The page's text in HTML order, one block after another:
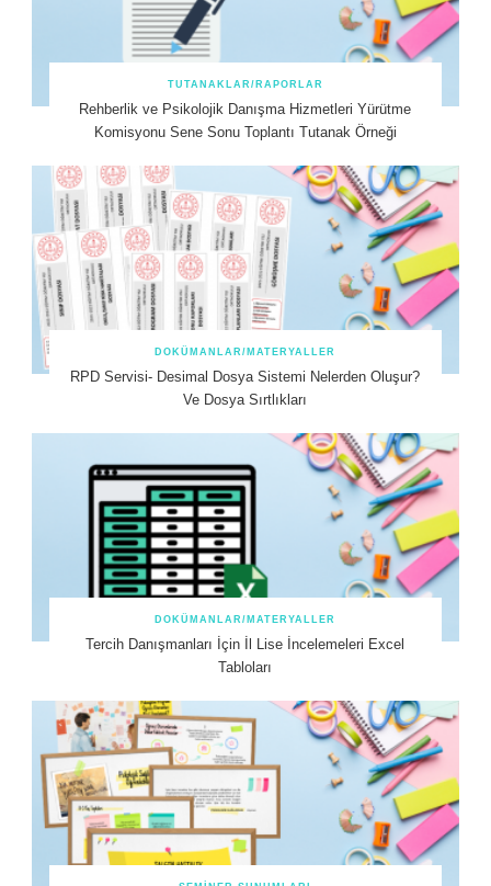
TUTANAKLAR/RAPORLAR
Rehberlik ve Psikolojik Danışma Hizmetleri Yürütme
Komisyonu Sene Sonu Toplantı Tutanak Örneği
DOKÜMANLAR/MATERYALLER
RPD Servisi- Desimal Dosya Sistemi Nelerden Oluşur?
Ve Dosya Sırtlıkları
DOKÜMANLAR/MATERYALLER
Tercih Danışmanları İçin İl Lise İncelemeleri Excel
Tabloları